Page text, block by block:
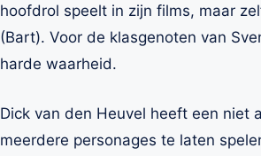
hoofdrol speelt in zijn films, maar
(Bart). Voor de klasgenoten van
harde waarheid.
Dick van den Heuvel heeft een niet
meerdere personages te laten